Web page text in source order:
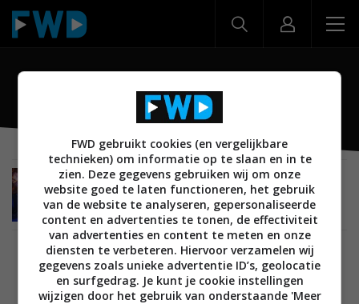
Nord Buds 2
NIEUWS MOBILE ANDROID SMARTPHONES 04 APRIL 2023
OnePlus introduceert OnePlus Nord CE 3 Lite en
Nord Buds 2
FWD gebruikt cookies (en vergelijkbare
technieken) om informatie op te slaan en in te
zien. Deze gegevens gebruiken wij om onze
website goed te laten functioneren, het gebruik
van de website te analyseren, gepersonaliseerde
content en advertenties te tonen, de effectiviteit
van advertenties en content te meten en onze
diensten te verbeteren. Hiervoor verzamelen wij
gegevens zoals unieke advertentie ID’s, geolocatie
en surfgedrag. Je kunt je cookie instellingen
wijzigen door het gebruik van onderstaande 'Meer